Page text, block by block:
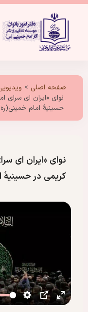
صفحه اصلی >
نوای «ایران ای سرای
حسینیهٔ امام
نوای «ایران ای
کریمی در حسینیهٔ